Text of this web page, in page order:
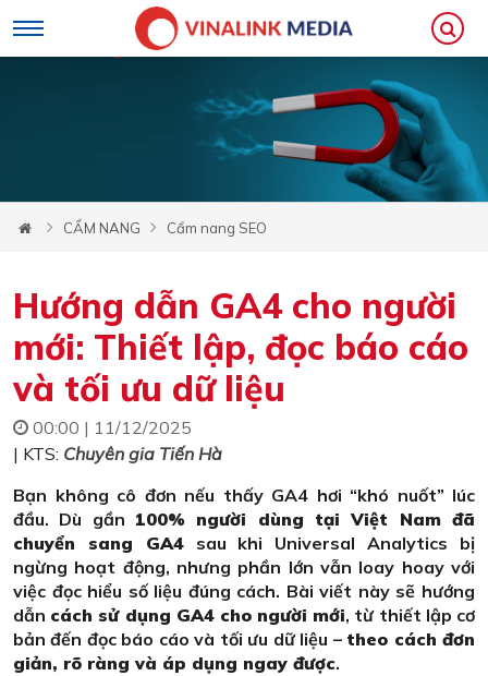
CẨM NANG Cẩm nang SEO
Hướng dẫn GA4 cho người
mới: Thiết lập, đọc báo cáo
và tối ưu dữ liệu
00:00 | 11/12/2025
| KTS: Chuyên gia Tiến Hà
Bạn không cô đơn nếu thấy GA4 hơi “khó nuốt” lúc
đầu. Dù gần 100% người dùng tại Việt Nam đã
chuyển sang GA4sau khi Universal Analytics bị
ngừng hoạt động, nhưng phần lớn vẫn loay hoay với
việc đọc hiểu số liệu đúng cách. Bài viết này sẽ hướng
dẫn cách sử dụng GA4 cho người mới, từ thiết lập cơ
bản đến đọc báo cáo và tối ưu dữ liệu – theo cách đơn
giản, rõ ràng và áp dụng ngay được.